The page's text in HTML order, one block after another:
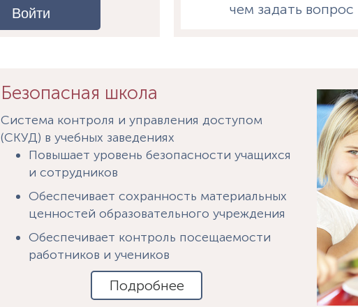
Войти
чем задать вопрос
Безопасная школа
Система контроля и управления доступом
(СКУД) в учебных заведениях
Повышает уровень безопасности учащихся
и сотрудников
Oбеспечивает сохранность материальных
ценностей образовательного учреждения
Обеспечивает контроль посещаемости
работников и учеников
Подробнее